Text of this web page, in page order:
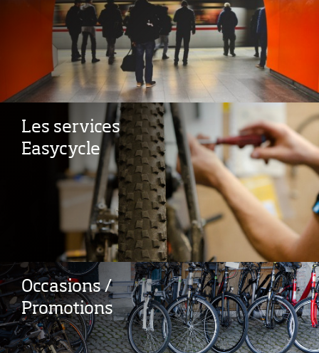
Les services
Easycycle
Occasions /
Promotions